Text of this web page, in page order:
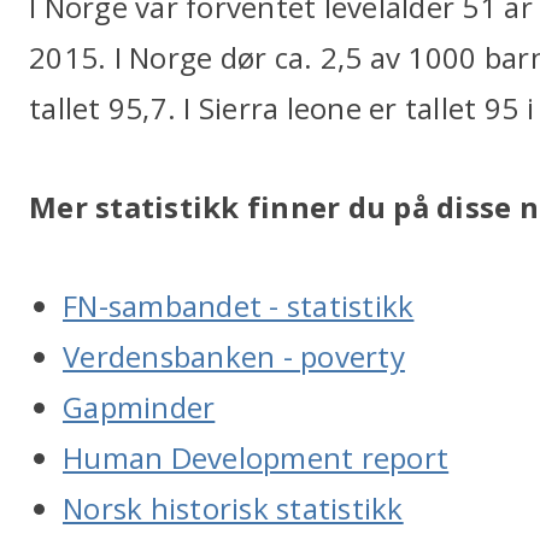
2015. I Norge dør ca. 2,5 av 1000
tallet 95,7. I Sierra leone er tallet 95
Mer statistikk finner du på disse
FN-sambandet - statistikk
Verdensbanken - poverty
Gapminder
Human Development report
Norsk historisk statistikk